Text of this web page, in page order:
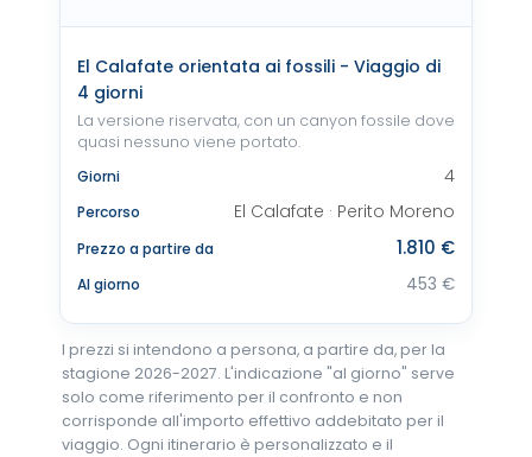
El Calafate orientata ai fossili - Viaggio di
4 giorni
La versione riservata, con un canyon fossile dove
quasi nessuno viene portato.
Giorni
4
Percorso El Calafate · Perito Moreno
Prezzo a partire da 1.810 €
Al giorno 453 €
I prezzi si intendono a persona, a partire da, per la
stagione 2026-2027. L'indicazione "al giorno" serve
solo come riferimento per il confronto e non
corrisponde all'importo effettivo addebitato per il
viaggio. Ogni itinerario è personalizzato e il